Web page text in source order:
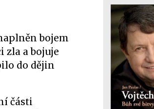
bojem
zla a bojuje
do dějin
části